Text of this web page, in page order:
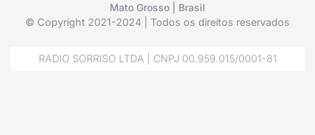
Mato Grosso | Brasil
© Copyright 2021-2024 | Todos os direitos reservados
RADIO SORRISO LTDA | CNPJ 00.959.015/0001-81